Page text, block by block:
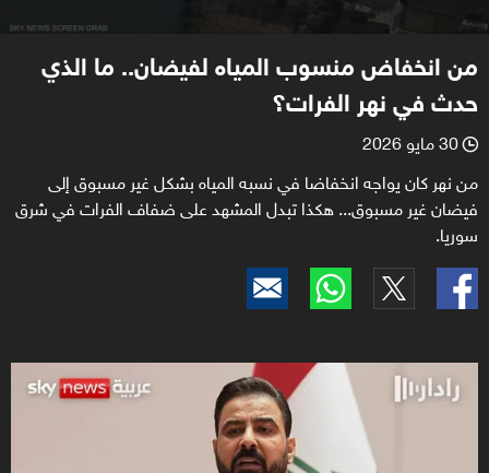
من انخفاض منسوب المياه لفيضان.. ما الذي
حدث في نهر الفرات؟
l 30 مايو 2026
من نهر كان يواجه انخفاضا في نسبه المياه بشكل غير مسبوق إلى
فيضان غير مسبوق... هكذا تبدل المشهد على ضفاف الفرات في شرق
سوريا.